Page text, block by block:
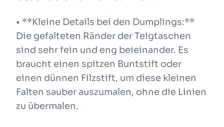
• **Kleine Details bei den Dumplings:**
Die gefalteten Ränder der Teigtaschen
sind sehr fein und eng beieinander. Es
braucht einen spitzen Buntstift oder
einen dünnen Filzstift, um diese kleinen
Falten sauber auszumalen, ohne die Linien
zu übermalen.